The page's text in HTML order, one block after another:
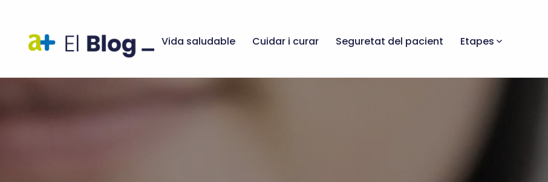
Vida saludable Cuidar i curar Seguretat del pacient Etapes